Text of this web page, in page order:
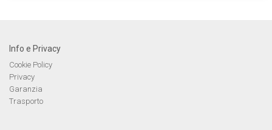
Info e Privacy
Cookie Policy
Privacy
Garanzia
Trasporto